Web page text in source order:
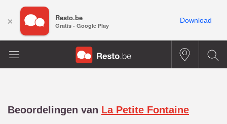
Beoordelingen van La Petite Fontaine
× Resto.be
Gratis - Google Play
Download